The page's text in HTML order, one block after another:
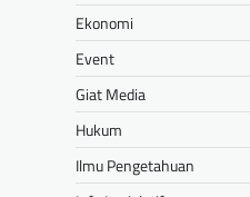
Ekonomi
Event
Giat Media
Hukum
Ilmu Pengetahuan